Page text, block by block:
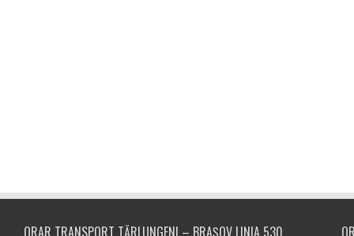
ORAR TRANSPORT TĂRLUNGENI – BRAȘOV LINIA 530